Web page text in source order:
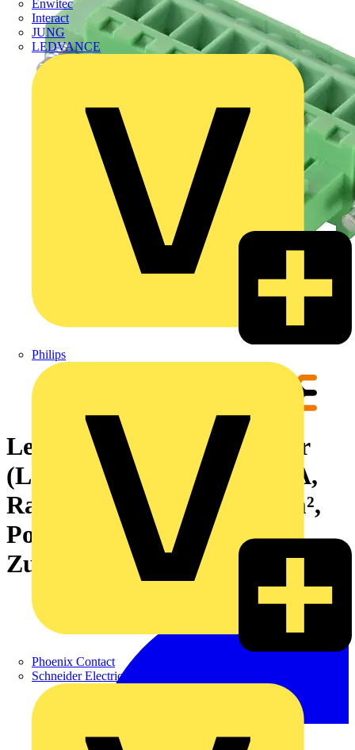
Enwitec
Interact
JUNG
LEDVANCE
Philips
Phoenix Contact
Schneider Electric
Leiterplattensteckverbinder
(Leiteranschluss), 160 V, 8 A,
Raster in mm: 3.50, 1.5 mm²,
Polzahl: 20,
Zugbügelanschluss, Box